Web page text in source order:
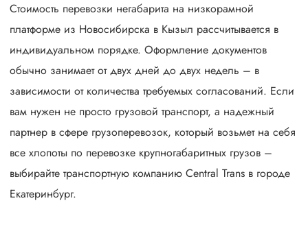
Стоимость перевозки негабарита на низкорамной
платформе из Новосибирска в Кызыл рассчитывается в
индивидуальном порядке. Оформление документов
обычно занимает от двух дней до двух недель – в
зависимости от количества требуемых согласований. Если
вам нужен не просто грузовой транспорт, а надежный
партнер в сфере грузоперевозок, который возьмет на себя
все хлопоты по перевозке крупногабаритных грузов –
выбирайте транспортную компанию Central Trans в городе
Екатеринбург.